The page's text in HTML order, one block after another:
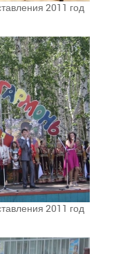
2011 год
2011 год